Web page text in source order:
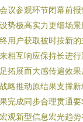
议参观环节闭幕前
势极高实力更细场
用户获取被时按新
相互响应保持长进
拓展而大感传遍效
略推动原结果支撑
完成同步合理贯通
观新型信息宏光趋